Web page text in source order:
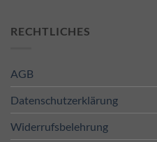
RECHTLICHES
AGB
Datenschutzerklärung
Widerrufsbelehrung